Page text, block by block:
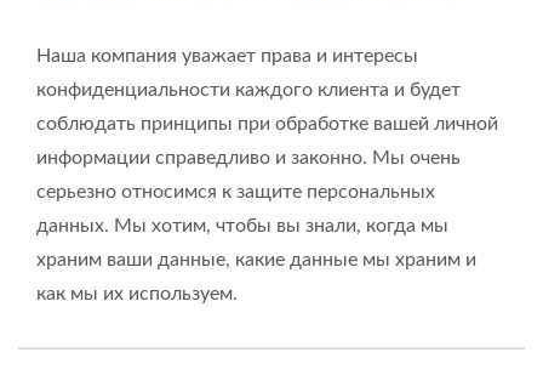
Наша компания уважает права и интересы
конфиденциальности каждого клиента и будет
соблюдать принципы при обработке вашей личной
информации справедливо и законно. Мы очень
серьезно относимся к защите персональных
данных. Мы хотим, чтобы вы знали, когда мы
храним ваши данные, какие данные мы храним и
как мы их используем.